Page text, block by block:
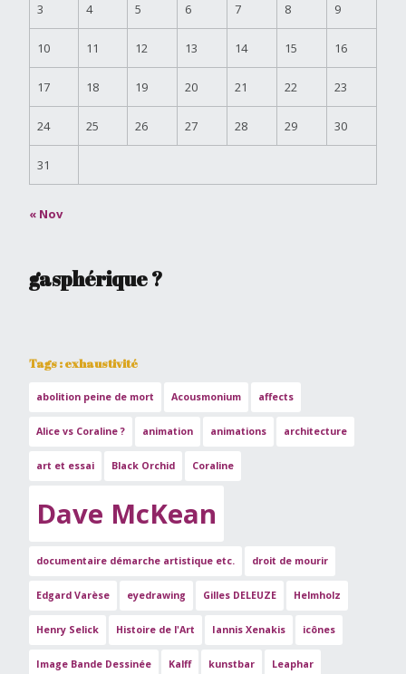
3 4 5 6 7 8 9
10 11 12 13 14 15 16
17 18 19 20 21 22 23
24 25 26 27 28 29 30
31
« Nov
gasphérique ?
Tags : exhaustivité
abolition peine de mort Acousmonium affects
Alice vs Coraline ? animation animations architecture
art et essai Black Orchid Coraline
Dave McKean
documentaire démarche artistique etc. droit de mourir
Edgard Varèse eyedrawing Gilles DELEUZE Helmholz
Henry Selick Histoire de l'Art Iannis Xenakis icônes
Image Bande Dessinée Kalff kunstbar Leaphar